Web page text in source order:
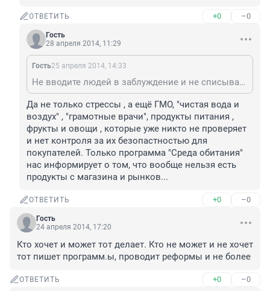
ОТВЕТИТЬ +0 –0
Гость
28 апреля 2014, 11:29
Гость25 апреля 2014, 14:33
Не вводите людей в заблуждение и не списывайте всё на стрессы.
Да не только стрессы , а ещё ГМО, "чистая вода и
воздух" , "грамотные врачи", продукты питания ,
фрукты и овощи , которые уже никто не проверяет
и нет контроля за их безопастностью для
покупателей. Только программа "Среда обитания"
нас информирует о том, что вообще нельзя есть
продукты с магазина и рынков...
ОТВЕТИТЬ +0 –0
Гость
24 апреля 2014, 17:20
Кто хочет и может тот делает. Кто не может и не хочет
тот пишет программ.ы, проводит реформы и не более
ОТВЕТИТЬ +0 –0